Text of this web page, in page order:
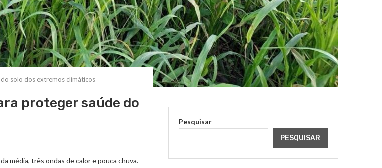
solo dos extremos climáticos
proteger saúde do
média, três ondas de calor e pouca chuva.
Pesquisar
PESQUISAR